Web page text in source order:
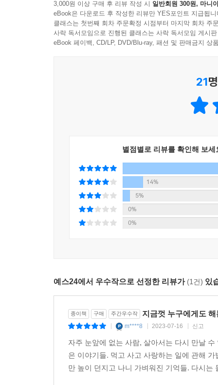
그러니 이제 가세요, 당신의 기억으로.
그곳에서 슬픔을 탕진할 때까지 머무세요.
---「에필로그」중에서
그러니 이제 가세요, 당신의 기억으로.
그곳에서 슬픔을 탕진할 때까지 머무세요.
_201쪽, 「에필로그」
두 공이란 곧 당신이고 밤일 테지요. 당신을 일으
이 밤이 지나면, 먹고 사고 사랑하고, 그다음엔.
필요하다. 누가 밤을 꿀에 재울 생각을 한 걸까.
시간을 재운다. 이런 밤이라면, 아껴 먹지 않을 도
_23~24쪽, 「누가 밤을 꿀에 재울 생각을 한 걸까」
표지에는 이수진 작가의 작품 『제목이 없는 책
3,000원 이상 구매 후 리뷰 작성 시 일반회원 300원, 마니
eBook은 다운로드 후 작성한 리뷰만 YES포인트 지급됩니
클래스는 첫번째 회차 주문확정 시점부터 마지막 회차 주
사락 독서모임으로 진행된 클래스는 사락 독서모임 게시
eBook 페이백, CD/LP, DVD/Blu-ray, 패션 및 판매금지 상
21
별점별로 리뷰를 확인해 보세
14%
5%
0%
0%
예스24에서 우수작으로 선정한 리뷰가 (1건) 있
종이책 구매 주간우수작 지금껏 누구에게도
m****8 2023-07-16 신고
자주 눈앞에 없는 사람, 살아서는 다시 만날
은 이야기들. 먹고 사고 사랑하는 일에 관해
만 높이 던지고 나니 가벼워진 기억들. 다시